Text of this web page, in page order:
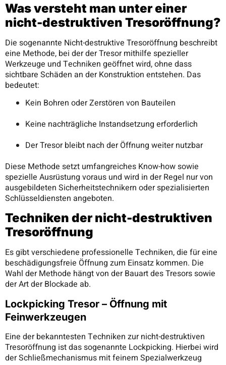
Was versteht man unter einer
nicht-destruktiven Tresoröffnung?
Die sogenannte Nicht-destruktive Tresoröffnung beschreibt
eine Methode, bei der der Tresor mithilfe spezieller
Werkzeuge und Techniken geöffnet wird, ohne dass
sichtbare Schäden an der Konstruktion entstehen. Das
bedeutet:
Kein Bohren oder Zerstören von Bauteilen
Keine nachträgliche Instandsetzung erforderlich
Der Tresor bleibt nach der Öffnung weiter nutzbar
Diese Methode setzt umfangreiches Know-how sowie
spezielle Ausrüstung voraus und wird in der Regel nur von
ausgebildeten Sicherheitstechnikern oder spezialisierten
Schlüsseldiensten angeboten.
Techniken der nicht-destruktiven
Tresoröffnung
Es gibt verschiedene professionelle Techniken, die für eine
beschädigungsfreie Öffnung zum Einsatz kommen. Die
Wahl der Methode hängt von der Bauart des Tresors sowie
der Art der Blockade ab.
Lockpicking Tresor – Öffnung mit
Feinwerkzeugen
Eine der bekanntesten Techniken zur nicht-destruktiven
Tresoröffnung ist das sogenannte Lockpicking. Hierbei wird
der Schließmechanismus mit feinem Spezialwerkzeug